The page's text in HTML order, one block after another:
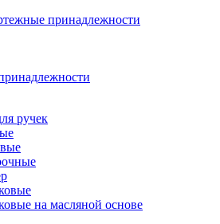
принадлежности
ручек
на масляной основе